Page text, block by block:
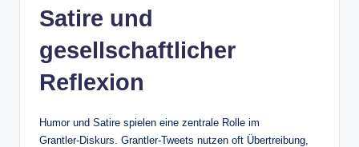
Satire und
gesellschaftlicher
Reflexion
Humor und Satire spielen eine zentrale Rolle im
Grantler‑Diskurs. Grantler‑Tweets nutzen oft Übertreibung,